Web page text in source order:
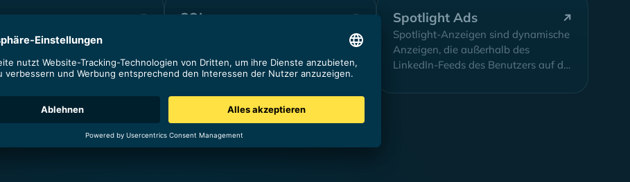
Attribution.
SQL
Ein vertriebsqualifizierter Lead ist ein
erfüllt, die auf eine höhere
Konversionswahrscheinlichkeit
hindeuten und aufgrund seines
Interesses...
Spotlight Ads
Spotlight-Anzeigen sind dynamische
Anzeigen, die außerhalb des
LinkedIn-Feeds des Benutzers auf der